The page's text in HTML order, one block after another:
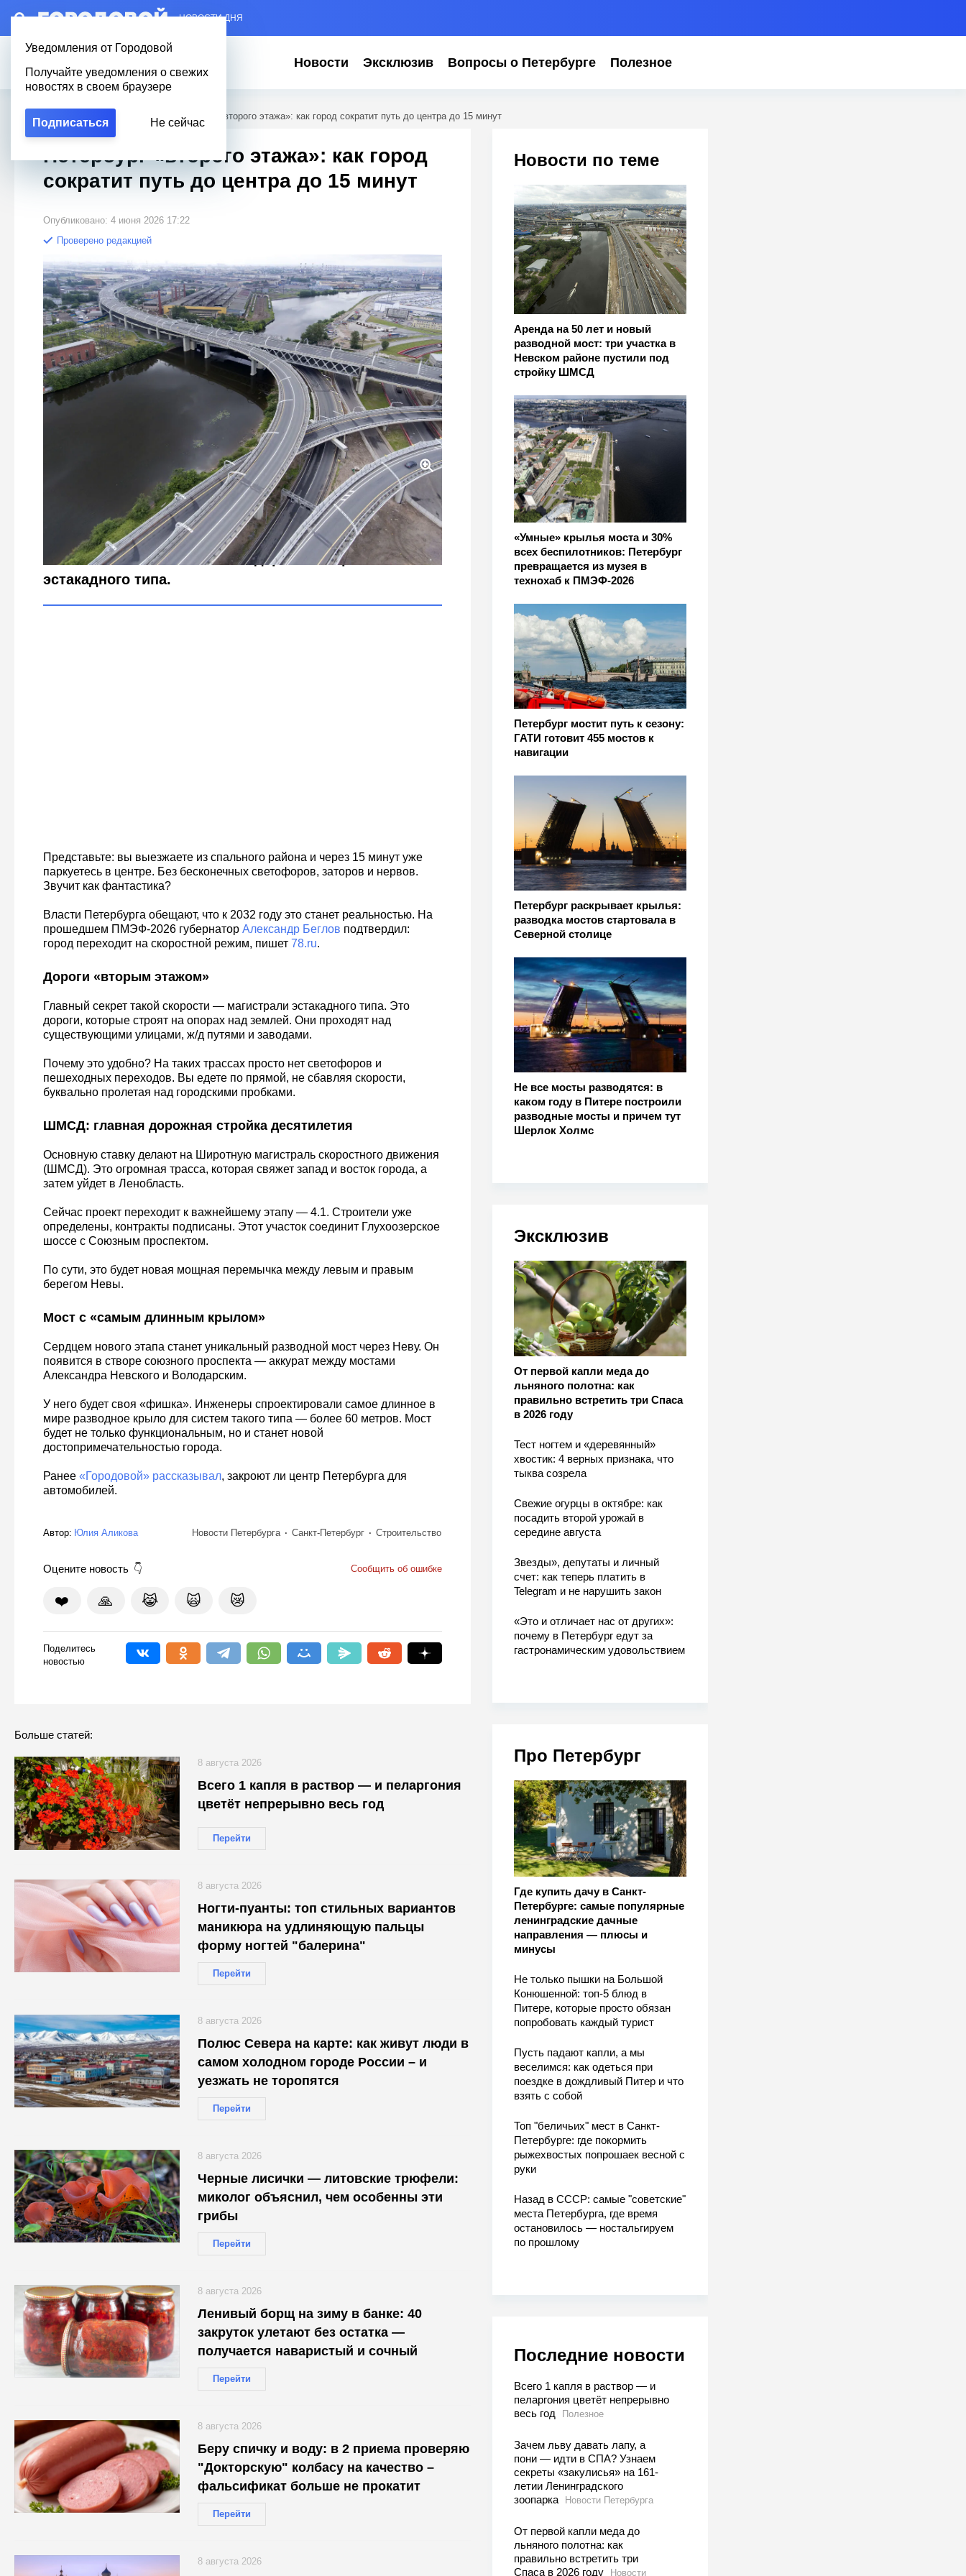
– НОВОСТИ ДНЯ
Уведомления от Городовой
Получайте уведомления о свежих
новостях в своем браузере
Подписаться Не сейчас
Новости Эксклюзив Вопросы о Петербурге Полезное
Городовой Новости Петербурга Петербург «второго этажа»: как город сократит путь до центра до 15 минут
Новости по теме
Аренда на 50 лет и новый
разводной мост: три участка в
Невском районе пустили под
стройку ШМСД
«Умные» крылья моста и 30%
всех беспилотников: Петербург
превращается из музея в
технохаб к ПМЭФ-2026
Петербург мостит путь к сезону:
ГАТИ готовит 455 мостов к
навигации
Петербург раскрывает крылья:
разводка мостов стартовала в
Северной столице
Не все мосты разводятся: в
каком году в Питере построили
разводные мосты и причем тут
Шерлок Холмс
Эксклюзив
От первой капли меда до
льняного полотна: как
правильно встретить три Спаса
в 2026 году
Тест ногтем и «деревянный»
хвостик: 4 верных признака, что
тыква созрела
Свежие огурцы в октябре: как
посадить второй урожай в
середине августа
Звезды», депутаты и личный
счет: как теперь платить в
Telegram и не нарушить закон
«Это и отличает нас от других»:
почему в Петербург едут за
гастронамическим удовольствием
Про Петербург
Где купить дачу в Санкт-
Петербурге: самые популярные
ленинградские дачные
направления — плюсы и
минусы
Не только пышки на Большой
Конюшенной: топ-5 блюд в
Питере, которые просто обязан
попробовать каждый турист
Пусть падают капли, а мы
веселимся: как одеться при
поездке в дождливый Питер и что
взять с собой
Топ "беличьих" мест в Санкт-
Петербурге: где покормить
рыжехвостых попрошаек весной с
руки
Назад в СССР: самые "советские"
места Петербурга, где время
остановилось — ностальгируем
по прошлому
Последние новости
Всего 1 капля в раствор — и
пеларгония цветёт непрерывно
весь год
Полезное
Зачем льву давать лапу, а
пони — идти в СПА? Узнаем
секреты «закулисья» на 161-
летии Ленинградского
зоопарка
Новости Петербурга
От первой капли меда до
льняного полотна: как
правильно встретить три
Спаса в 2026 году
Новости
Петербург «второго этажа»: как город
сократит путь до центра до 15 минут
Опубликовано: 4 июня 2026 17:22
Проверено редакцией
Петербург «второго этажа»: как город сократит путь до центра до 15 минут
Global Look Press / Nikolay Gyngazov
Это станет возможным благодаря магистрали
эстакадного типа.
Представьте: вы выезжаете из спального района и через 15 минут уже
паркуетесь в центре. Без бесконечных светофоров, заторов и нервов.
Звучит как фантастика?
Власти Петербурга обещают, что к 2032 году это станет реальностью. На
прошедшем ПМЭФ-2026 губернатор Александр Беглов подтвердил:
город переходит на скоростной режим, пишет 78.ru.
Дороги «вторым этажом»
Главный секрет такой скорости — магистрали эстакадного типа. Это
дороги, которые строят на опорах над землей. Они проходят над
существующими улицами, ж/д путями и заводами.
Почему это удобно? На таких трассах просто нет светофоров и
пешеходных переходов. Вы едете по прямой, не сбавляя скорости,
буквально пролетая над городскими пробками.
ШМСД: главная дорожная стройка десятилетия
Основную ставку делают на Широтную магистраль скоростного движения
(ШМСД). Это огромная трасса, которая свяжет запад и восток города, а
затем уйдет в Ленобласть.
Сейчас проект переходит к важнейшему этапу — 4.1. Строители уже
определены, контракты подписаны. Этот участок соединит Глухоозерское
шоссе с Союзным проспектом.
По сути, это будет новая мощная перемычка между левым и правым
берегом Невы.
Мост с «самым длинным крылом»
Сердцем нового этапа станет уникальный разводной мост через Неву. Он
появится в створе союзного проспекта — аккурат между мостами
Александра Невского и Володарским.
У него будет своя «фишка». Инженеры спроектировали самое длинное в
мире разводное крыло для систем такого типа — более 60 метров. Мост
будет не только функциональным, но и станет новой
достопримечательностью города.
Ранее «Городовой» рассказывал, закроют ли центр Петербурга для
автомобилей.
Автор: Юлия Аликова Новости Петербурга Санкт-Петербург Строительство
Оцените новость Сообщить об ошибке
❤️ 🙏 😹 🙀 😿
Поделитесь
новостью
Больше статей:
Всего 1 капля в раствор — и пеларгония
цветёт непрерывно весь год
Перейти
8 августа 2026
Ногти-пуанты: топ стильных вариантов
маникюра на удлиняющую пальцы
форму ногтей "балерина"
Перейти
8 августа 2026
Полюс Севера на карте: как живут люди в
самом холодном городе России – и
уезжать не торопятся
Перейти
8 августа 2026
Черные лисички — литовские трюфели:
миколог объяснил, чем особенны эти
грибы
Перейти
8 августа 2026
Ленивый борщ на зиму в банке: 40
закруток улетают без остатка —
получается наваристый и сочный
Перейти
8 августа 2026
Беру спичку и воду: в 2 приема проверяю
"Докторскую" колбасу на качество –
фальсификат больше не прокатит
Перейти
8 августа 2026
8 августа 2026